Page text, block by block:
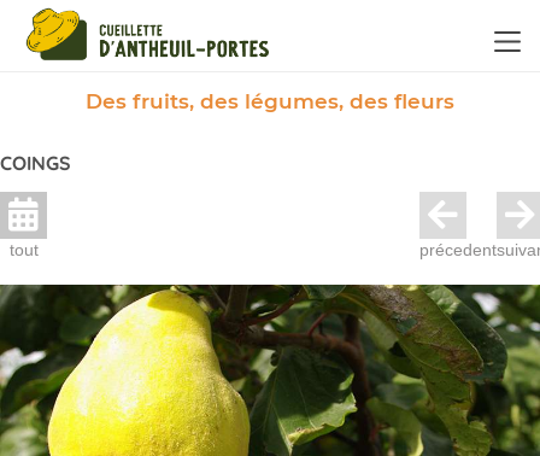
Des fruits, des légumes, des fleurs
COINGS
tout précedent
Panneau de gestion des cookies